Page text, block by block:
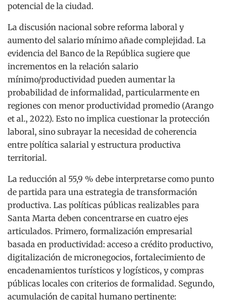
potencial de la ciudad.
La discusión nacional sobre reforma laboral y
aumento del salario mínimo añade complejidad. La
evidencia del Banco de la República sugiere que
incrementos en la relación salario
mínimo/productividad pueden aumentar la
probabilidad de informalidad, particularmente en
regiones con menor productividad promedio (Arango
et al., 2022). Esto no implica cuestionar la protección
laboral, sino subrayar la necesidad de coherencia
entre política salarial y estructura productiva
territorial.
La reducción al 55,9 % debe interpretarse como punto
de partida para una estrategia de transformación
productiva. Las políticas públicas realizables para
Santa Marta deben concentrarse en cuatro ejes
articulados. Primero, formalización empresarial
basada en productividad: acceso a crédito productivo,
digitalización de micronegocios, fortalecimiento de
encadenamientos turísticos y logísticos, y compras
públicas locales con criterios de formalidad. Segundo,
acumulación de capital humano pertinente: